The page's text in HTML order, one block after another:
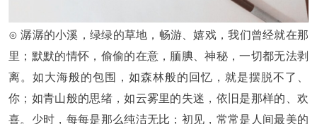
⊙ 潺潺的小溪，绿绿的草地，畅游、嬉戏，我们曾经就在那
里；默默的情怀，偷偷的在意，腼腆、神秘，一切都无法剥
离。如大海般的包围，如森林般的回忆，就是摆脱不了、
你；如青山般的思绪，如云雾里的失迷，依旧是那样的、欢
喜。少时，每每是那么纯洁无比；初见，常常是人间最美的